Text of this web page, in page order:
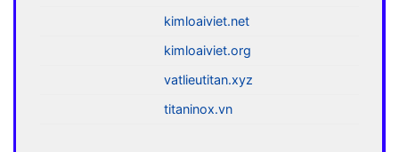
kimloaiviet.net
kimloaiviet.org
vatlieutitan.xyz
titaninox.vn